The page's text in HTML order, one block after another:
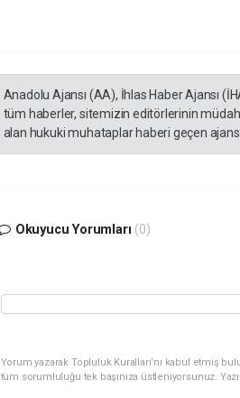
Anadolu Ajansı (AA), İhlas Haber Ajansı
tüm haberler, sitemizin editörlerinin
alan hukuki muhataplar haberi geçen
Okuyucu Yorumları (0)
Yorum yazarak Topluluk Kuralları’nı kabul etmiş
tüm sorumluluğu tek başınıza üstleniyorsunuz.